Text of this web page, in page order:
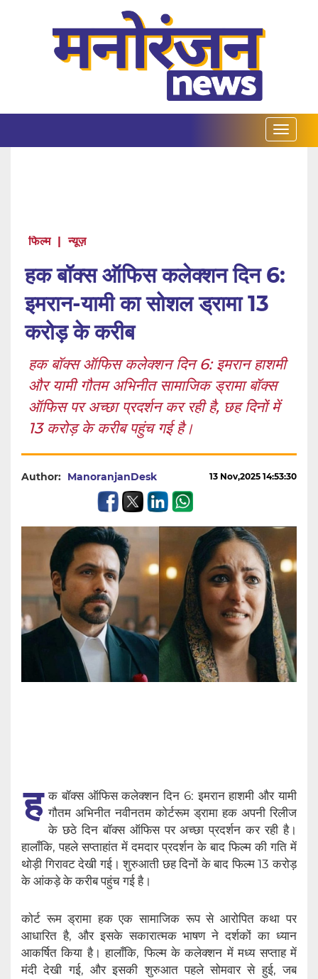
फिल्म | न्यूज़
हक बॉक्स ऑफिस कलेक्शन दिन 6:
इमरान-यामी का सोशल ड्रामा 13
करोड़ के करीब
हक बॉक्स ऑफिस कलेक्शन दिन 6: इमरान हाशमी
और यामी गौतम अभिनीत सामाजिक ड्रामा बॉक्स
ऑफिस पर अच्छा प्रदर्शन कर रही है, छह दिनों में
13 करोड़ के करीब पहुंच गई है।
Author: ManoranjanDesk 13 Nov,2025 14:53:30
ह क बॉक्स ऑफिस कलेक्शन दिन 6: इमरान हाशमी और यामी
गौतम अभिनीत नवीनतम कोर्टरूम ड्रामा हक अपनी रिलीज
के छठे दिन बॉक्स ऑफिस पर अच्छा प्रदर्शन कर रही है।
हालाँकि, पहले सप्ताहांत में दमदार प्रदर्शन के बाद फिल्म की गति में
थोड़ी गिरावट देखी गई। शुरुआती छह दिनों के बाद फिल्म 13 करोड़
के आंकड़े के करीब पहुंच गई है।
कोर्ट रूम ड्रामा हक एक सामाजिक रूप से आरोपित कथा पर
आधारित है, और इसके सकारात्मक भाषण ने दर्शकों का ध्यान
आकर्षित किया है। हालाँकि, फिल्म के कलेक्शन में मध्य सप्ताह में
मंदी देखी गई, और इसकी शुरुआत पहले सोमवार से हुई, जब